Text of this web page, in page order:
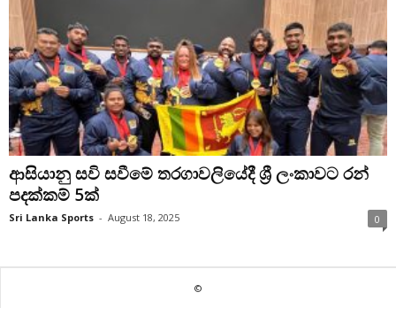
ආසියානු සවි සවීමේ තරගාවලියේදී ශ්‍රී ලංකාවට රන්
පදක්කම් 5ක්
Sri Lanka Sports - August 18, 2025 0
©